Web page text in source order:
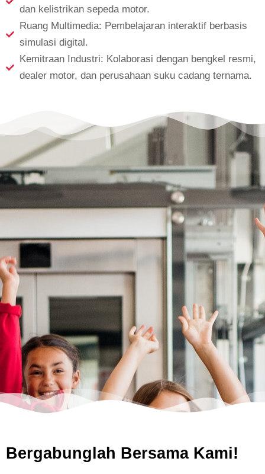
dan kelistrikan sepeda motor.
Ruang Multimedia: Pembelajaran interaktif berbasis
simulasi digital.
Kemitraan Industri: Kolaborasi dengan bengkel resmi,
dealer motor, dan perusahaan suku cadang ternama.
Bergabunglah Bersama Kami!